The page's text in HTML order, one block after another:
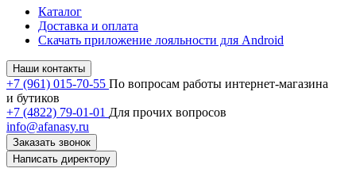
Каталог
Доставка и оплата
Скачать приложение лояльности для Android
Наши контакты
+7 (961) 015-70-55 По вопросам работы интернет-магазина
и бутиков
+7 (4822) 79-01-01 Для прочих вопросов
info@afanasy.ru
Заказать звонок
Написать директору